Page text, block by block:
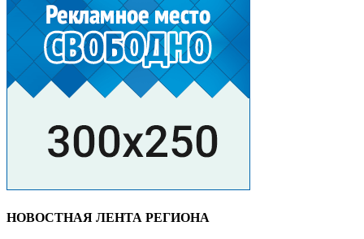
НОВОСТНАЯ ЛЕНТА РЕГИОНА